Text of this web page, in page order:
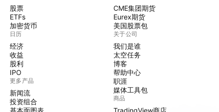
股票
ETFs
加密货币
日历
经济
收益
股利
IPO
更多产品
新闻流
投资组合
基本面图表
CME集团期货
Eurex期货
美国股票包
关于公司
我们是谁
太空任务
博客
帮助中心
职涯
媒体工具包
商品
TradingView商店